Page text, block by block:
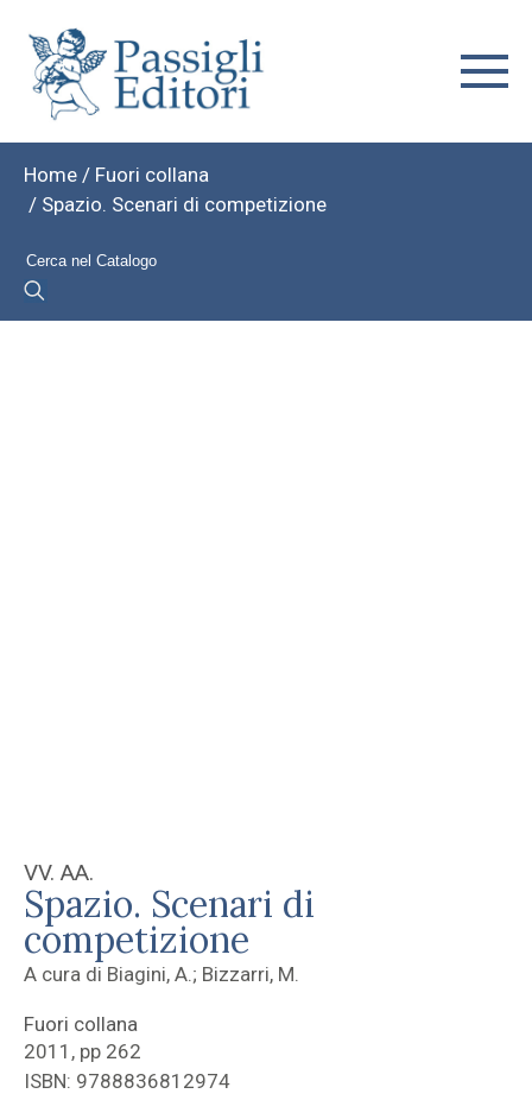
Home / Fuori collana
/ Spazio. Scenari di competizione
VV. AA.
Spazio. Scenari di
competizione
A cura di Biagini, A.; Bizzarri, M.
Fuori collana
2011, pp 262
ISBN: 9788836812974